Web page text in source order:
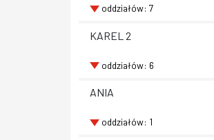
oddziałów: 7
KAREL 2
oddziałów: 6
ANIA
oddziałów: 1